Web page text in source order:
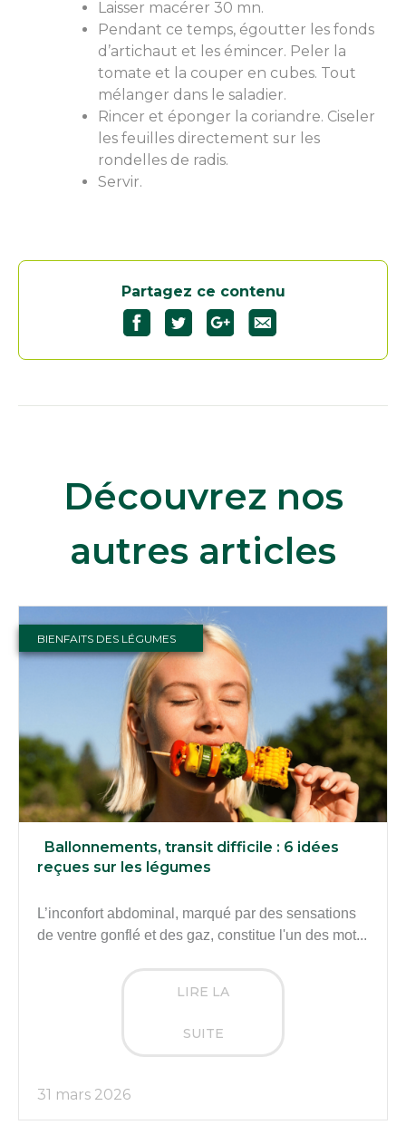
Laisser macérer 30 mn.
Pendant ce temps, égoutter les fonds
d’artichaut et les émincer. Peler la
tomate et la couper en cubes. Tout
mélanger dans le saladier.
Rincer et éponger la coriandre. Ciseler
les feuilles directement sur les
rondelles de radis.
Servir.
Partagez ce contenu
Découvrez nos
autres articles
BIENFAITS DES LÉGUMES
Ballonnements, transit difficile : 6 idées
reçues sur les légumes
L’inconfort abdominal, marqué par des sensations
de ventre gonflé et des gaz, constitue l'un des mot...
LIRE LA
SUITE
31 mars 2026